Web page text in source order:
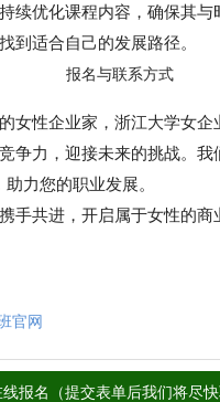
续优化课程内容，确保其
到适合自己的发展路径。
报名与联系方式
女性企业家，浙江大学女
力您的职业发展。
手共进，开启属于女性的
官网
线报名（提交表单后我们将尽快